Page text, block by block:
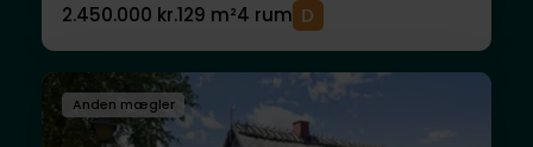
2.450.000 kr.129 m²4 rum
Anden mægler